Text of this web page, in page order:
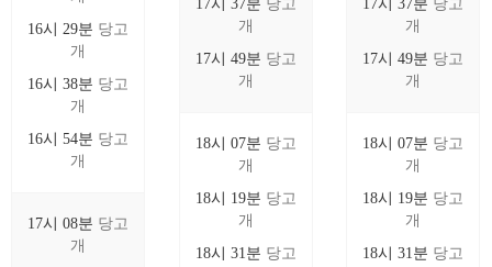
16시 29분 당고
개
16시 38분 당고
개
16시 54분 당고
개
17시 08분 당고
개
17시 37분 당고
개
17시 49분 당고
개
18시 07분 당고
개
18시 19분 당고
개
18시 31분 당고
17시 37분 당고
개
17시 49분 당고
개
18시 07분 당고
개
18시 19분 당고
개
18시 31분 당고